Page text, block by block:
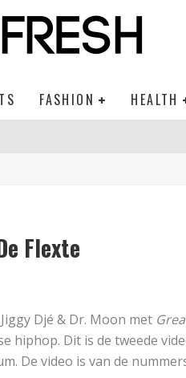
FASHION HEALTH
Flexte
Djé & Dr. Moon met
hiphop. Dit is de tweede
De video is van de